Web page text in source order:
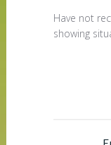
Have not
showing